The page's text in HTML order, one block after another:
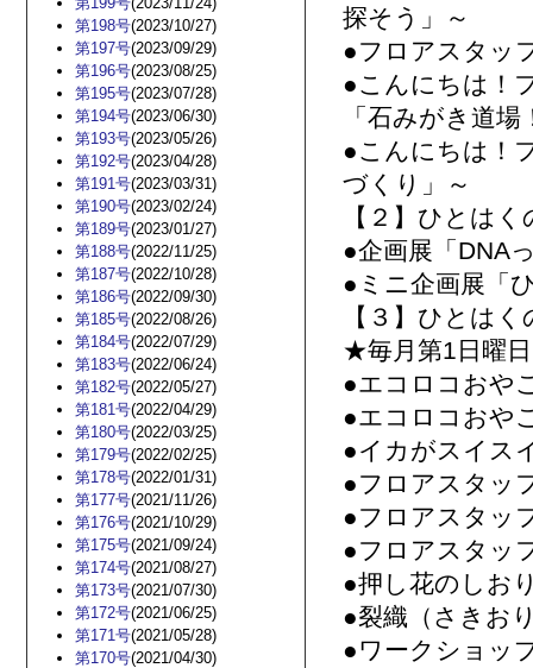
第198号(2023/10/27)
第197号(2023/09/29)
第196号(2023/08/25)
第195号(2023/07/28)
第194号(2023/06/30)
第193号(2023/05/26)
第192号(2023/04/28)
第191号(2023/03/31)
第190号(2023/02/24)
第189号(2023/01/27)
第188号(2022/11/25)
第187号(2022/10/28)
第186号(2022/09/30)
第185号(2022/08/26)
第184号(2022/07/29)
第183号(2022/06/24)
第182号(2022/05/27)
第181号(2022/04/29)
第180号(2022/03/25)
第179号(2022/02/25)
第178号(2022/01/31)
第177号(2021/11/26)
第176号(2021/10/29)
第175号(2021/09/24)
第174号(2021/08/27)
第173号(2021/07/30)
第172号(2021/06/25)
第171号(2021/05/28)
第170号(2021/04/30)
探そう」～
●フロアスタッ
●こんにちは！
「石みがき道
●こんにちは！
づくり」～
【２】ひとはく
●企画展「DNA
●ミニ企画展「
【３】ひとは
★毎月第1日曜
●エコロコおや
●エコロコおや
●イカがスイス
●フロアスタッ
●フロアスタッ
●フロアスタッ
●押し花のしお
●裂織（さきお
●ワークショッ